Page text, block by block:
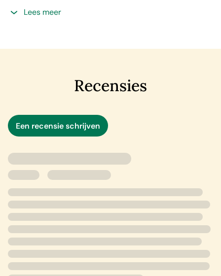
cruciaal belang te zijn in deze zaak. Kit ziet zich
vastbesloten de gevaren die rond Shady Oaks
Lees meer
Recensies
Een recensie schrijven